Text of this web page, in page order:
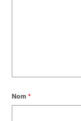
Nom *